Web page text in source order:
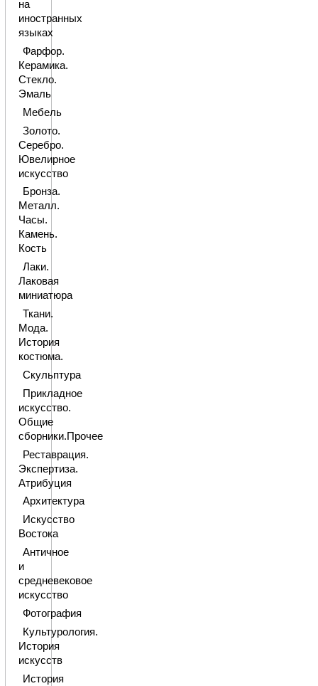
на
иностранных
языках
Фарфор.
Керамика.
Стекло.
Эмаль
Мебель
Золото.
Серебро.
Ювелирное
искусство
Бронза.
Металл.
Часы.
Камень.
Кость
Лаки.
Лаковая
миниатюра
Ткани.
Мода.
История
костюма.
Скульптура
Прикладное
искусство.
Общие
сборники.Прочее
Реставрация.
Экспертиза.
Атрибуция
Архитектура
Искусство
Востока
Античное
и
средневековое
искусство
Фотография
Культурология.
История
искусств
История